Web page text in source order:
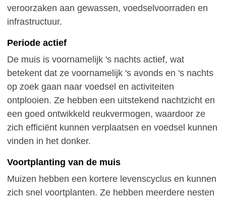
veroorzaken aan gewassen, voedselvoorraden en
infrastructuur.
Periode actief
De muis is voornamelijk 's nachts actief, wat
betekent dat ze voornamelijk 's avonds en 's nachts
op zoek gaan naar voedsel en activiteiten
ontplooien. Ze hebben een uitstekend nachtzicht en
een goed ontwikkeld reukvermogen, waardoor ze
zich efficiënt kunnen verplaatsen en voedsel kunnen
vinden in het donker.
Voortplanting van de muis
Muizen hebben een kortere levenscyclus en kunnen
zich snel voortplanten. Ze hebben meerdere nesten